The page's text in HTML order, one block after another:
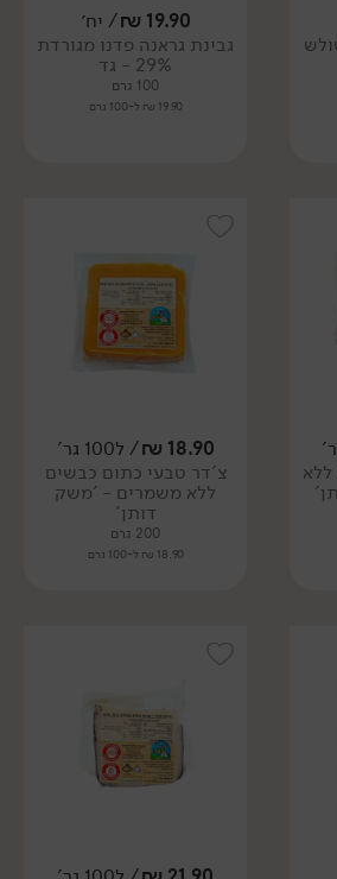
19.90
₪/ יח׳
גבינת גראנה פדנו מגורדת
29% - גד
100 גרם
19.90 ₪ ל-100 גרם
ללא
18.90
₪/ ל100 גר'
צ'דר טבעי כתום כבשים
ללא משמרים - 'משק
דותן'
200 גרם
18.90 ₪ ל-100 גרם